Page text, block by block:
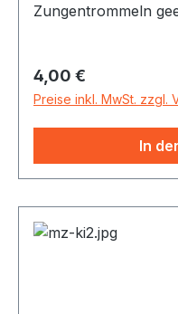
Zungentrommeln geeignet. Material:
Er schützt die
sorgt dafür, dass die
Regulärer Preis:
4,00 €
Preise inkl. MwSt. zzgl.
In